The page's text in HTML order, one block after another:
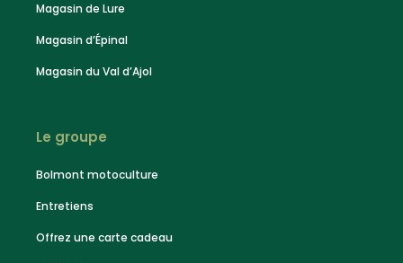
Magasin de Lure
Magasin d’Épinal
Magasin du Val d’Ajol
Le groupe
Bolmont motoculture
Entretiens
Offrez une carte cadeau